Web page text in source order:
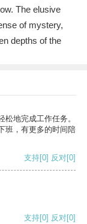
The elusive
of mystery,
depths of the
地完成工作任务。
班，有更多的时间陪
支持[0] 反对[0]
支持[0] 反对[0]